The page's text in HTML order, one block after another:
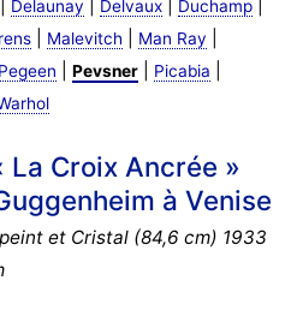
Delaunay Delvaux| Duchamp|
| Malevitch Man Ray
Pegeen Pevsner| Picabia
La Croix Ancrée »
à Venise
et Cristal (84,6 cm) 1933